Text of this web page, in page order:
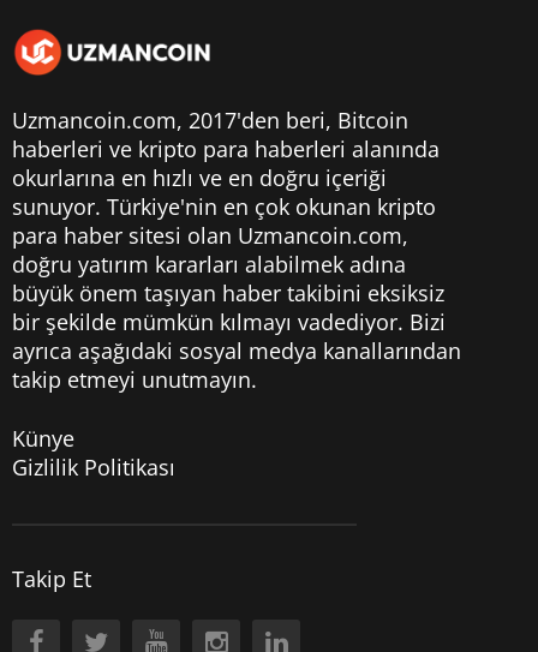
Uzmancoin.com, 2017'den beri, Bitcoin
haberleri ve kripto para haberleri alanında
okurlarına en hızlı ve en doğru içeriği
sunuyor. Türkiye'nin en çok okunan kripto
para haber sitesi olan Uzmancoin.com,
doğru yatırım kararları alabilmek adına
büyük önem taşıyan haber takibini eksiksiz
bir şekilde mümkün kılmayı vadediyor. Bizi
ayrıca aşağıdaki sosyal medya kanallarından
takip etmeyi unutmayın.
Künye
Gizlilik Politikası
Takip Et